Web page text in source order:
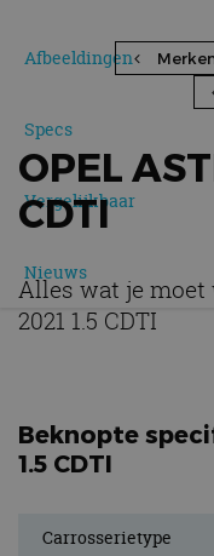
Afbeeldingen
Specs
Vergelijkbaar
Nieuws
OPEL
CDTI
Alles wat je moet
2021 1.5 CDTI
Beknopte
1.5 CDTI
Carrosserietype